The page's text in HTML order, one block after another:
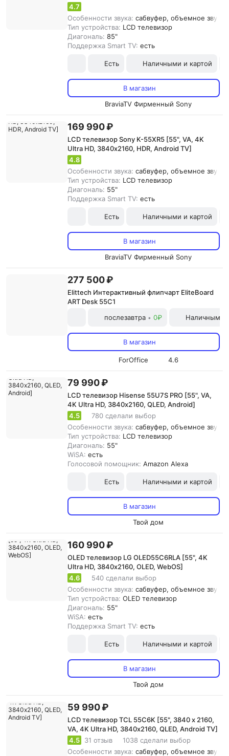
4.7
Особенности звука: сабвуфер, объемное
Тип устройства: LCD телевизор
Диагональ: 85"
Поддержка Smart TV: есть
Есть Наличными и картой
В магазин
BraviaTV Фирменный Sony
169 990 ₽
LCD телевизор Sony K-55XR5 [55", VA, 4K
Ultra HD, 3840х2160, HDR, Android TV]
4.8
Особенности звука: сабвуфер, объемное
Тип устройства: LCD телевизор
Диагональ: 55"
Поддержка Smart TV: есть
Есть Наличными и картой
В магазин
BraviaTV Фирменный Sony
277 500 ₽
Elittech Интерактивный флипчарт EliteBoard
ART Desk 55C1
послезавтра • 0₽ Наличными
В магазин
ForOffice 4.6
79 990 ₽
LCD телевизор Hisense 55U7S PRO [55", VA,
4K Ultra HD, 3840х2160, QLED, Android]
4.5
780 сделали выбор
Особенности звука: сабвуфер, объемное
Тип устройства: LCD телевизор
Диагональ: 55"
WiSA: есть
Голосовой помощник: Amazon Alexa
Есть Наличными и картой
В магазин
Твой дом
160 990 ₽
OLED телевизор LG OLED55C6RLA [55", 4K
Ultra HD, 3840х2160, OLED, WebOS]
4.6
540 сделали выбор
Особенности звука: сабвуфер, объемное
Тип устройства: OLED телевизор
Диагональ: 55"
WiSA: есть
Поддержка Smart TV: есть
Есть Наличными и картой
В магазин
Твой дом
59 990 ₽
LCD телевизор TCL 55C6K [55", 3840 x 2160,
VA, 4K Ultra HD, 3840х2160, QLED, Android TV]
4.5
31 отзыв
1038 сделали выбор
Особенности звука: сабвуфер, объемное